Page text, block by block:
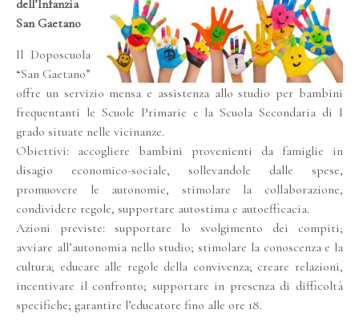
dell’Infanzia
San Gaetano
Il Doposcuola
“San Gaetano”
offre un servizio mensa e assistenza allo studio per bambini
frequentanti le Scuole Primarie e la Scuola Secondaria di I
grado situate nelle vicinanze.
Obiettivi: accogliere bambini provenienti da famiglie in
disagio economico-sociale, sollevandole dalle spese,
promuovere le autonomie, stimolare la collaborazione,
condividere regole, supportare autostima e autoefficacia.
Azioni previste: supportare lo svolgimento dei compiti;
avviare all’autonomia nello studio; stimolare la conoscenza e la
cultura; educare alle regole della convivenza; creare relazioni,
incentivare il confronto; supportare in presenza di difficoltà
specifiche; garantire l’educatore fino alle ore 18.